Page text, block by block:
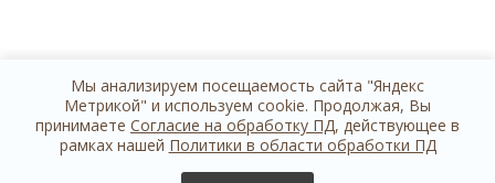
Мы анализируем посещаемость сайта "Яндекс
Метрикой" и используем cookie. Продолжая, Вы
принимаете Согласие на обработку ПД, действующее в
рамках нашей Политики в области обработки ПД